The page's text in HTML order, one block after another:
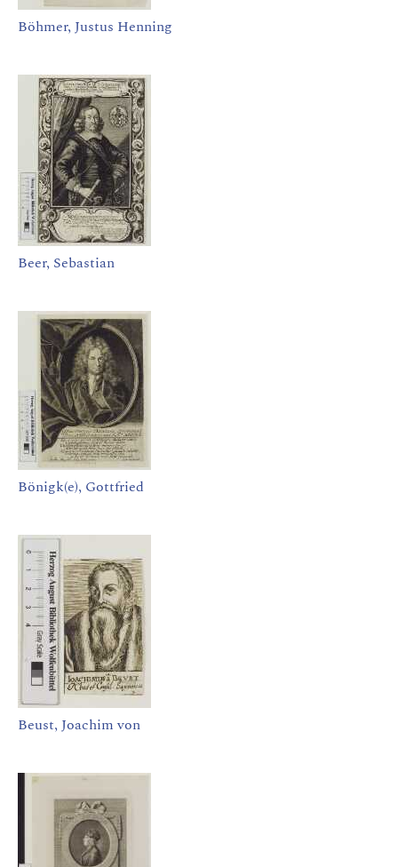
Böhmer, Justus Henning
Beer, Sebastian
Bönigk(e), Gottfried
Beust, Joachim von